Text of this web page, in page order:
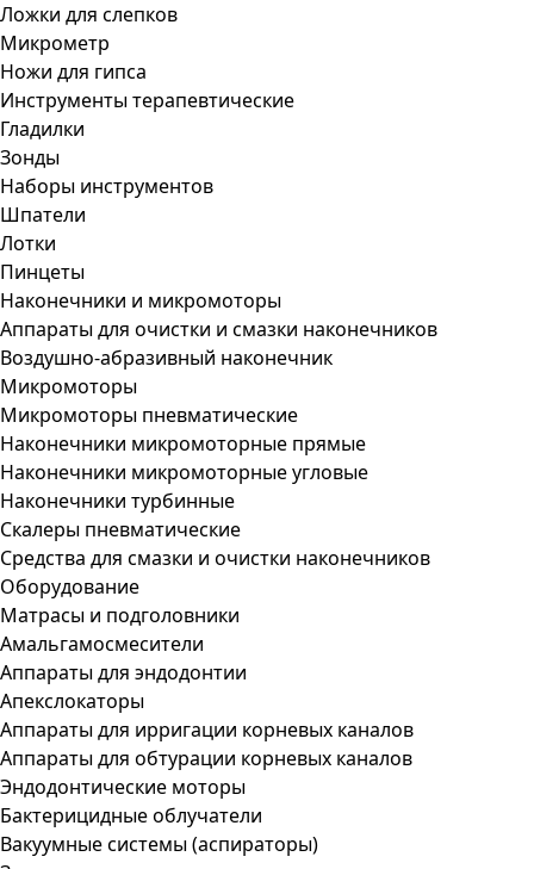
Ложки для слепков
Микрометр
Ножи для гипса
Инструменты терапевтические
Гладилки
Зонды
Наборы инструментов
Шпатели
Лотки
Пинцеты
Наконечники и микромоторы
Аппараты для очистки и смазки наконечников
Воздушно-абразивный наконечник
Микромоторы
Микромоторы пневматические
Наконечники микромоторные прямые
Наконечники микромоторные угловые
Наконечники турбинные
Скалеры пневматические
Средства для смазки и очистки наконечников
Оборудование
Матрасы и подголовники
Амальгамосмесители
Аппараты для эндодонтии
Апекслокаторы
Аппараты для ирригации корневых каналов
Аппараты для обтурации корневых каналов
Эндодонтические моторы
Бактерицидные облучатели
Вакуумные системы (аспираторы)